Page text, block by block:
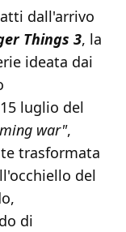
dall'arrivo
Things 3, la
ideata dai
luglio del
war",
trasformata
del
di